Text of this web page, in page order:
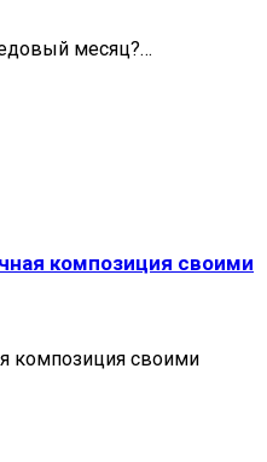
месяц?…
композиция своими
композиция своими